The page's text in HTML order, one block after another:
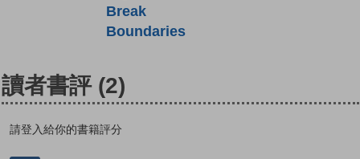
Break
Boundaries
讀者書評 (2)
請登入給你的書籍評分